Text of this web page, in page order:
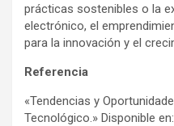
prácticas sostenibles o la
electrónico, el
para la innovación y el
Referencia
«Tendencias y
Tecnológico.» Disponible en: